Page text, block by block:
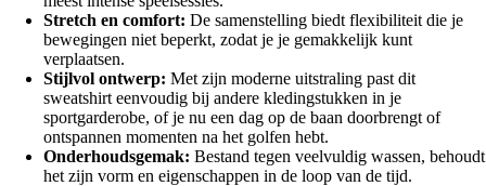
Stretch en comfort: De samenstelling biedt flexibiliteit die je
bewegingen niet beperkt, zodat je je gemakkelijk kunt
verplaatsen.
Stijlvol ontwerp: Met zijn moderne uitstraling past dit
sweatshirt eenvoudig bij andere kledingstukken in je
sportgarderobe, of je nu een dag op de baan doorbrengt of
ontspannen momenten na het golfen hebt.
Onderhoudsgemak: Bestand tegen veelvuldig wassen, behoudt
het zijn vorm en eigenschappen in de loop van de tijd.